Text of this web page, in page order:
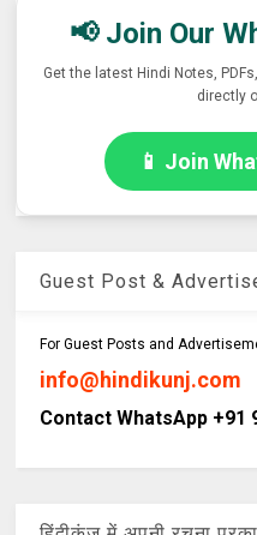
📢 Join Our
Get the latest Hindi Notes,
directly
📱 Join
Guest Post &
For Guest Posts and
info@hindikunj.com
Contact WhatsApp +91